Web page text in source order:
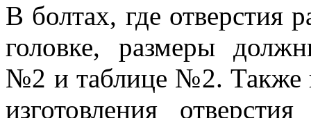
В болтах, где отверстия
головке, размеры
№2 и таблице №2. Также
изготовления